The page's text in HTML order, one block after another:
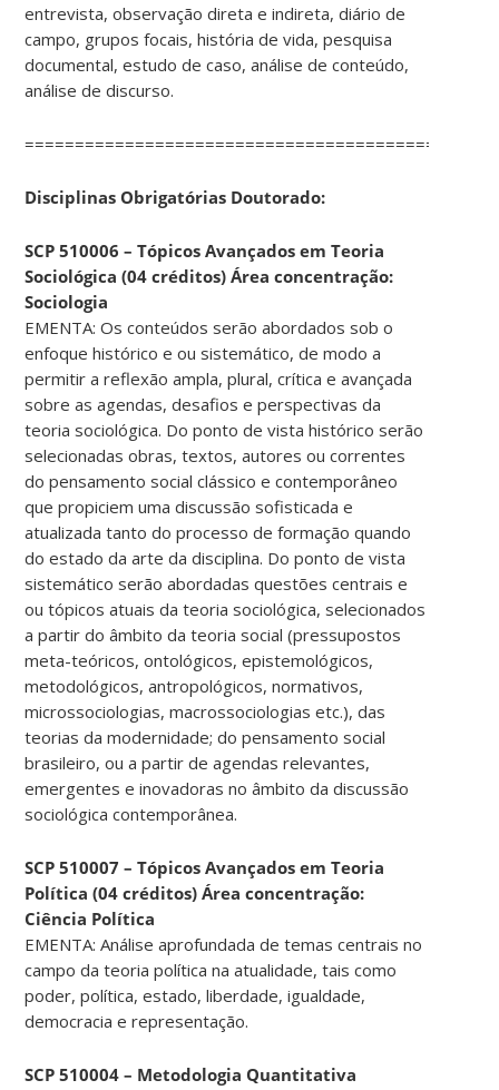
entrevista, observação direta e indireta, diário de
campo, grupos focais, história de vida, pesquisa
documental, estudo de caso, análise de conteúdo,
análise de discurso.
Disciplinas Obrigatórias Doutorado:
SCP 510006 – Tópicos Avançados em Teoria
Sociológica (04 créditos) Área concentração:
Sociologia
EMENTA: Os conteúdos serão abordados sob o
enfoque histórico e ou sistemático, de modo a
permitir a reflexão ampla, plural, crítica e avançada
sobre as agendas, desafios e perspectivas da
teoria sociológica. Do ponto de vista histórico serão
selecionadas obras, textos, autores ou correntes
do pensamento social clássico e contemporâneo
que propiciem uma discussão sofisticada e
atualizada tanto do processo de formação quando
do estado da arte da disciplina. Do ponto de vista
sistemático serão abordadas questões centrais e
ou tópicos atuais da teoria sociológica, selecionados
a partir do âmbito da teoria social (pressupostos
meta-teóricos, ontológicos, epistemológicos,
metodológicos, antropológicos, normativos,
microssociologias, macrossociologias etc.), das
teorias da modernidade; do pensamento social
brasileiro, ou a partir de agendas relevantes,
emergentes e inovadoras no âmbito da discussão
sociológica contemporânea.
SCP 510007 – Tópicos Avançados em Teoria
Política (04 créditos) Área concentração:
Ciência Política
EMENTA: Análise aprofundada de temas centrais no
campo da teoria política na atualidade, tais como
poder, política, estado, liberdade, igualdade,
democracia e representação.
SCP 510004 – Metodologia Quantitativa